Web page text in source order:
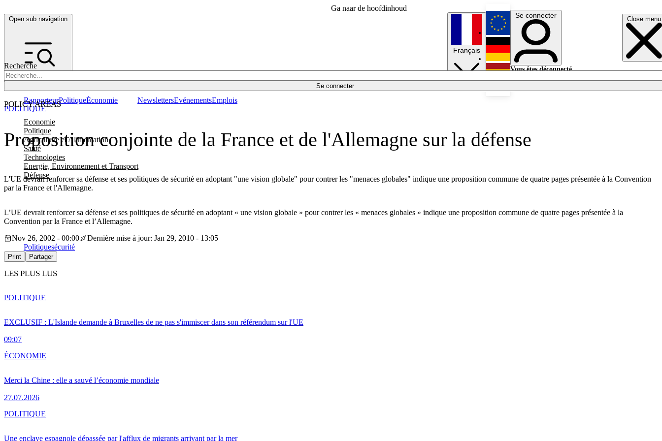
Ga naar de hoofdinhoud
Open sub navigation Close menu
Recherche
Se connecter
POLICY AREAS
Economie
Politique
Agriculture et Alimentation
Santé
Technologies
Energie, Environnement et Transport
Défense
RapporteurPolitiqueÉconomie NewslettersEvénementsEmplois
Français
English
Deutsch
Se connecter
Vous êtes déconnecté.
Proposition conjointe de la France et de l'Allemagne sur la défense
L'UE devrait renforcer sa défense et ses politiques de sécurité en adoptant "une vision globale" pour contrer les "menaces globales" indique une proposition commune de quatre pages présentée à la Convention
par la France et l'Allemagne.
POLITIQUE
L’UE devrait renforcer sa défense et ses politiques de sécurité en adoptant « une vision globale » pour contrer les « menaces globales » indique une proposition commune de quatre pages présentée à la
Convention par la France et l’Allemagne.
Nov 26, 2002 - 00:00
Dernière mise à jour: Jan 29, 2010 - 13:05
Politiquesécurité
Print Partager
LES PLUS LUS
EXCLUSIF : L'Islande demande à Bruxelles de ne pas s'immiscer dans son référendum sur l'UE
09:07
POLITIQUE
Merci la Chine : elle a sauvé l’économie mondiale
27.07.2026
ÉCONOMIE
Une enclave espagnole dépassée par l'afflux de migrants arrivant par la mer
POLITIQUE